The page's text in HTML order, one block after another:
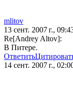
mlitov
13 сент. 2007 г.,
Re[Andrey Altov]:
В Питере.
Ответить
14 сент. 2007 г.,